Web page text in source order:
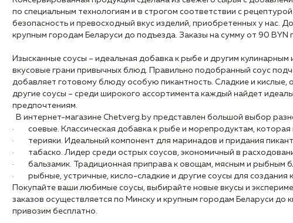
по специальным технологиям и в строгом соответствии с
безопасность и превосходный вкус изделий, приобретенных у нас.
крупным городам Беларуси до подъезда. Заказы на сумму от 90 BYN
Изысканные соусы – идеальная добавка к рыбе и другим
вкусовые грани привычных блюд. Правильно подобранный соус
добавляет готовому блюду особую пикантность. Сладкие и кислые,
другие соусы – среди широкого ассортимента каждый найдет
предпочтениям.
В интернет-магазине Chetverg.by представлен большой выбор
· соевые. Классическая добавка к рыбе и морепродуктам, которая
· терияки. Идеальный компонент для маринадов и придания
· табаско. Лидер среди острых соусов, экономичный в
· бальзамик. Традиционная приправа к овощам, мясным и рыбным
· рыбные, устричные, кисло-сладкие и другие соусы для создания
Покупайте ваши любимые соусы, выбирайте новые вкусы и
заказов осуществляется по Минску и крупным городам Беларуси до
привозим бесплатно.